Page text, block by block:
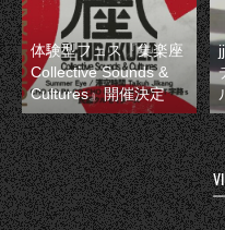
体験型フェス『集楽座
Collective Sounds &
Cultures』開催決定